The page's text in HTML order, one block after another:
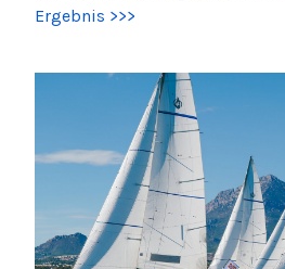
Ergebnis >>>